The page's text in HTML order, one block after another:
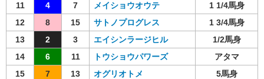
11
4 7 メイショウオウテ
1 1/4馬身
12
8 15 サトノプログレス
1 3/4馬身
13
2 3 エイシンラージヒル
1/2馬身
14
6 11 トウショウパワーズ
アタマ
15
7 13 オグリオトメ 5馬身